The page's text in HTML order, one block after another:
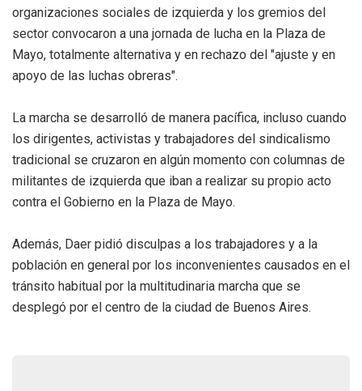
organizaciones sociales de izquierda y los gremios del
sector convocaron a una jornada de lucha en la Plaza de
Mayo, totalmente alternativa y en rechazo del "ajuste y en
apoyo de las luchas obreras".
La marcha se desarrolló de manera pacífica, incluso cuando
los dirigentes, activistas y trabajadores del sindicalismo
tradicional se cruzaron en algún momento con columnas de
militantes de izquierda que iban a realizar su propio acto
contra el Gobierno en la Plaza de Mayo.
Además, Daer pidió disculpas a los trabajadores y a la
población en general por los inconvenientes causados en el
tránsito habitual por la multitudinaria marcha que se
desplegó por el centro de la ciudad de Buenos Aires.